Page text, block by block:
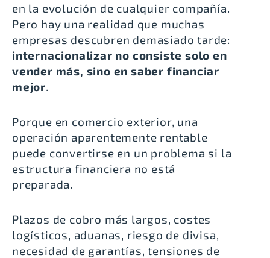
en la evolución de cualquier compañía.
Pero hay una realidad que muchas
empresas descubren demasiado tarde:
internacionalizar no consiste solo en
vender más, sino en saber financiar
mejor.
Porque en comercio exterior, una
operación aparentemente rentable
puede convertirse en un problema si la
estructura financiera no está
preparada.
Plazos de cobro más largos, costes
logísticos, aduanas, riesgo de divisa,
necesidad de garantías, tensiones de